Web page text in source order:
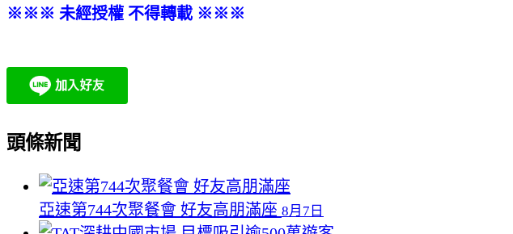
※※※ 未經授權 不得轉載 ※※※
頭條新聞
亞速第744次聚餐會 好友高朋滿座 8月7日